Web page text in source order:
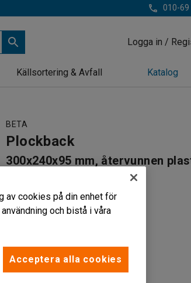
010-69
Logga in /
Källsortering & Avfall Katalog
BETA
Plockback
300x240x95 mm, återvunnen
För förvaring av smådelar
Hyllanpassade mått
av cookies på din enhet för
och bistå i våra
Acceptera alla cookies